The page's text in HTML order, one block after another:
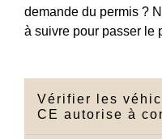
demande du permis ?
à suivre pour passer le
Vérifier les
CE autorise à